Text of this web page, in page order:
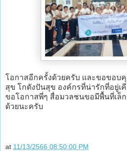
โอกาสอีกครั้งด้วยครับ และขอขอบ
สุข โกดังปันสุข องค์กรที่น่ารักที่อยู่เ
ขอโอกาสพี่ๆ สื่อมวลชนขอมีพื้นที่เล็ก
ด้วยนะครับ
at 11/13/2566 08:50:00 PM